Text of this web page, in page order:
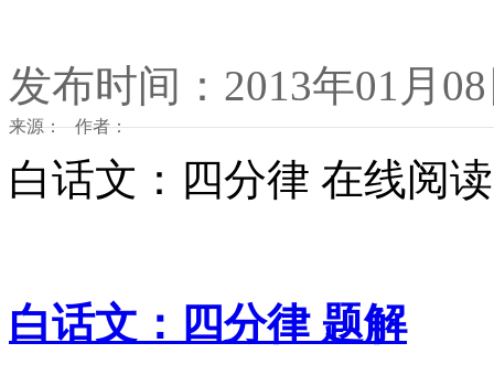
发布时间：2013年01月
来源： 作者：
白话文：四分律 在线阅读
白话文：四分律 题解